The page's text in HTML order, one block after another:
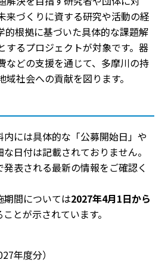
来づくりに資する研究や活動の経
的根拠に基づいた具体的な課題解
するプロジェクトが対象です。器
などの支援を通じて、多摩川の持
社会への貢献を図ります。
には具体的な「公募開始日」や
な日付は記載されておりません。
表される最新の情報をご確認く
期間については2027年4月1日から
とが示されています。
年度分）